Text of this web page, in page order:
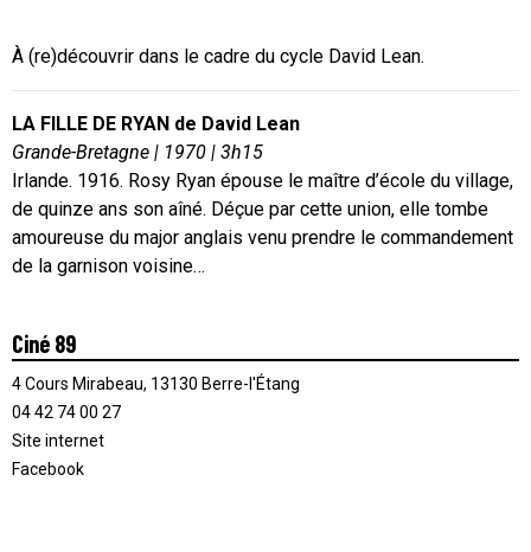
À (re)découvrir dans le cadre du cycle David Lean.
LA FILLE DE RYAN de David Lean
Grande-Bretagne | 1970 | 3h15
Irlande. 1916. Rosy Ryan épouse le maître d’école du village,
de quinze ans son aîné. Déçue par cette union, elle tombe
amoureuse du major anglais venu prendre le commandement
de la garnison voisine…
Ciné 89
4 Cours Mirabeau, 13130 Berre-l'Étang
04 42 74 00 27
Site internet
Facebook